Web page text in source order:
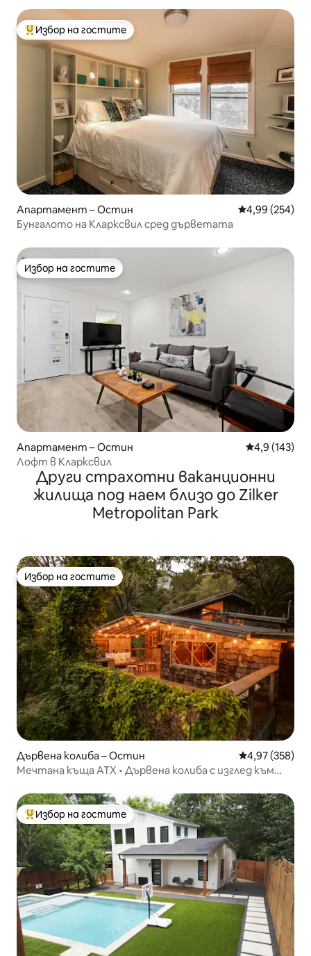
Най-популярен избор на гостите
Избор на гостите
Апартамент – Остин Средна
4,99 (254)
Бунгалото на Кларксвил сред дърветата
Избор на гостите
Избор на гостите
Апартамент – Остин Средна
4,9 (143)
Лофт в Кларксвил
Други страхотни ваканционни
жилища под наем близо до Zilker
Metropolitan Park
Избор на гостите
Избор на гостите
Дървена колиба – Остин Средна
4,97 (358)
Мечтана къща ATX • Дървена колиба с изглед към
Най-популярен избор на гостите
Избор на гостите